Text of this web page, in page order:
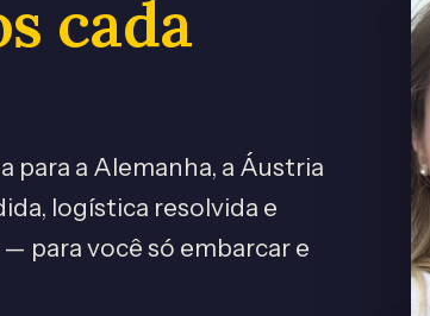
cada
para a Alemanha, a Áustria
logística resolvida e
para você só embarcar e